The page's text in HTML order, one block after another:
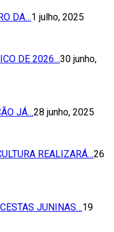
DA…1 julho, 2025
DE 2026…30 junho,
JÁ…28 junho, 2025
REALIZARÁ…26
JUNINAS…19